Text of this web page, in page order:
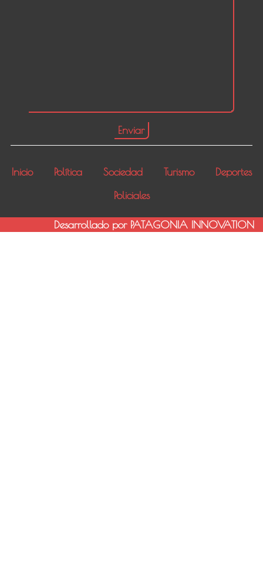
Inicio Política Sociedad Turismo
Deportes
Policiales
Desarrollado por PATAGONIA INNOVATION